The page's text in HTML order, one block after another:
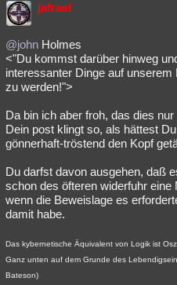
Menschen
Spiritualität
Natur Umfragen
Philosophie Träume Orte
Astronomie Helpdesk
Musik Clash
Übersichten
Lesenswert Schlüsselwörter
jafrael
@john Holmes
<"Du kommst darüber hinweg
interessanter Dinge auf
zu werden!">
Da bin ich aber froh, das dies
Dein post klingt so, als hättest
gönnerhaft-tröstend den Kopf
Du darfst davon ausgehen, daß
schon des öfteren widerfuhr
wenn die Beweislage es
damit habe.
Das kybernetische Äquivalent von Logik ist
Ganz unten auf dem Grunde des
Bateson)